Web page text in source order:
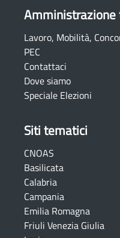
Lavoro, Mobilità,
PEC
Contattaci
Dove siamo
Speciale Elezioni
Siti tematici
CNOAS
Basilicata
Calabria
Campania
Emilia Romagna
Friuli Venezia Giulia